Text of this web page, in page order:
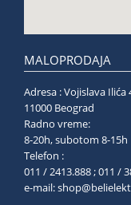
MALOPRODAJA
Adresa : Vojislava Ilića
11000 Beograd
Radno vreme:
8-20h,
Telefon :
011 / 2413.888 ; 011 /
e-mail: